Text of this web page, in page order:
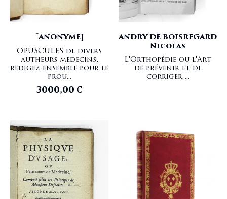
PARE Ambroise
PINEL Philippe
PUZOS Nicolas
ROUX Philibert-Joseph
SCARPA Antonio
SENAC Jean-Baptiste
SPIGELIUS Adrianus
STAHL Georg Ernst
VESALIUS Andreas
VESLING Johannes
VIEUSSENS Raymond
VIGO Giovanni de
WALTER Johann Gottlieb
WILLICH
WILLIS Nataniel
Thermalisme
Urologie
Yeux[ANONYME]
OPUSCULES de divers
autheurs medecins,
redigez ensemble pour le
prou...
3000,00€
ANDRY DE BOISREGARD
Nicolas
L'Orthopédie ou l'Art
de prévenir et de
corriger ...